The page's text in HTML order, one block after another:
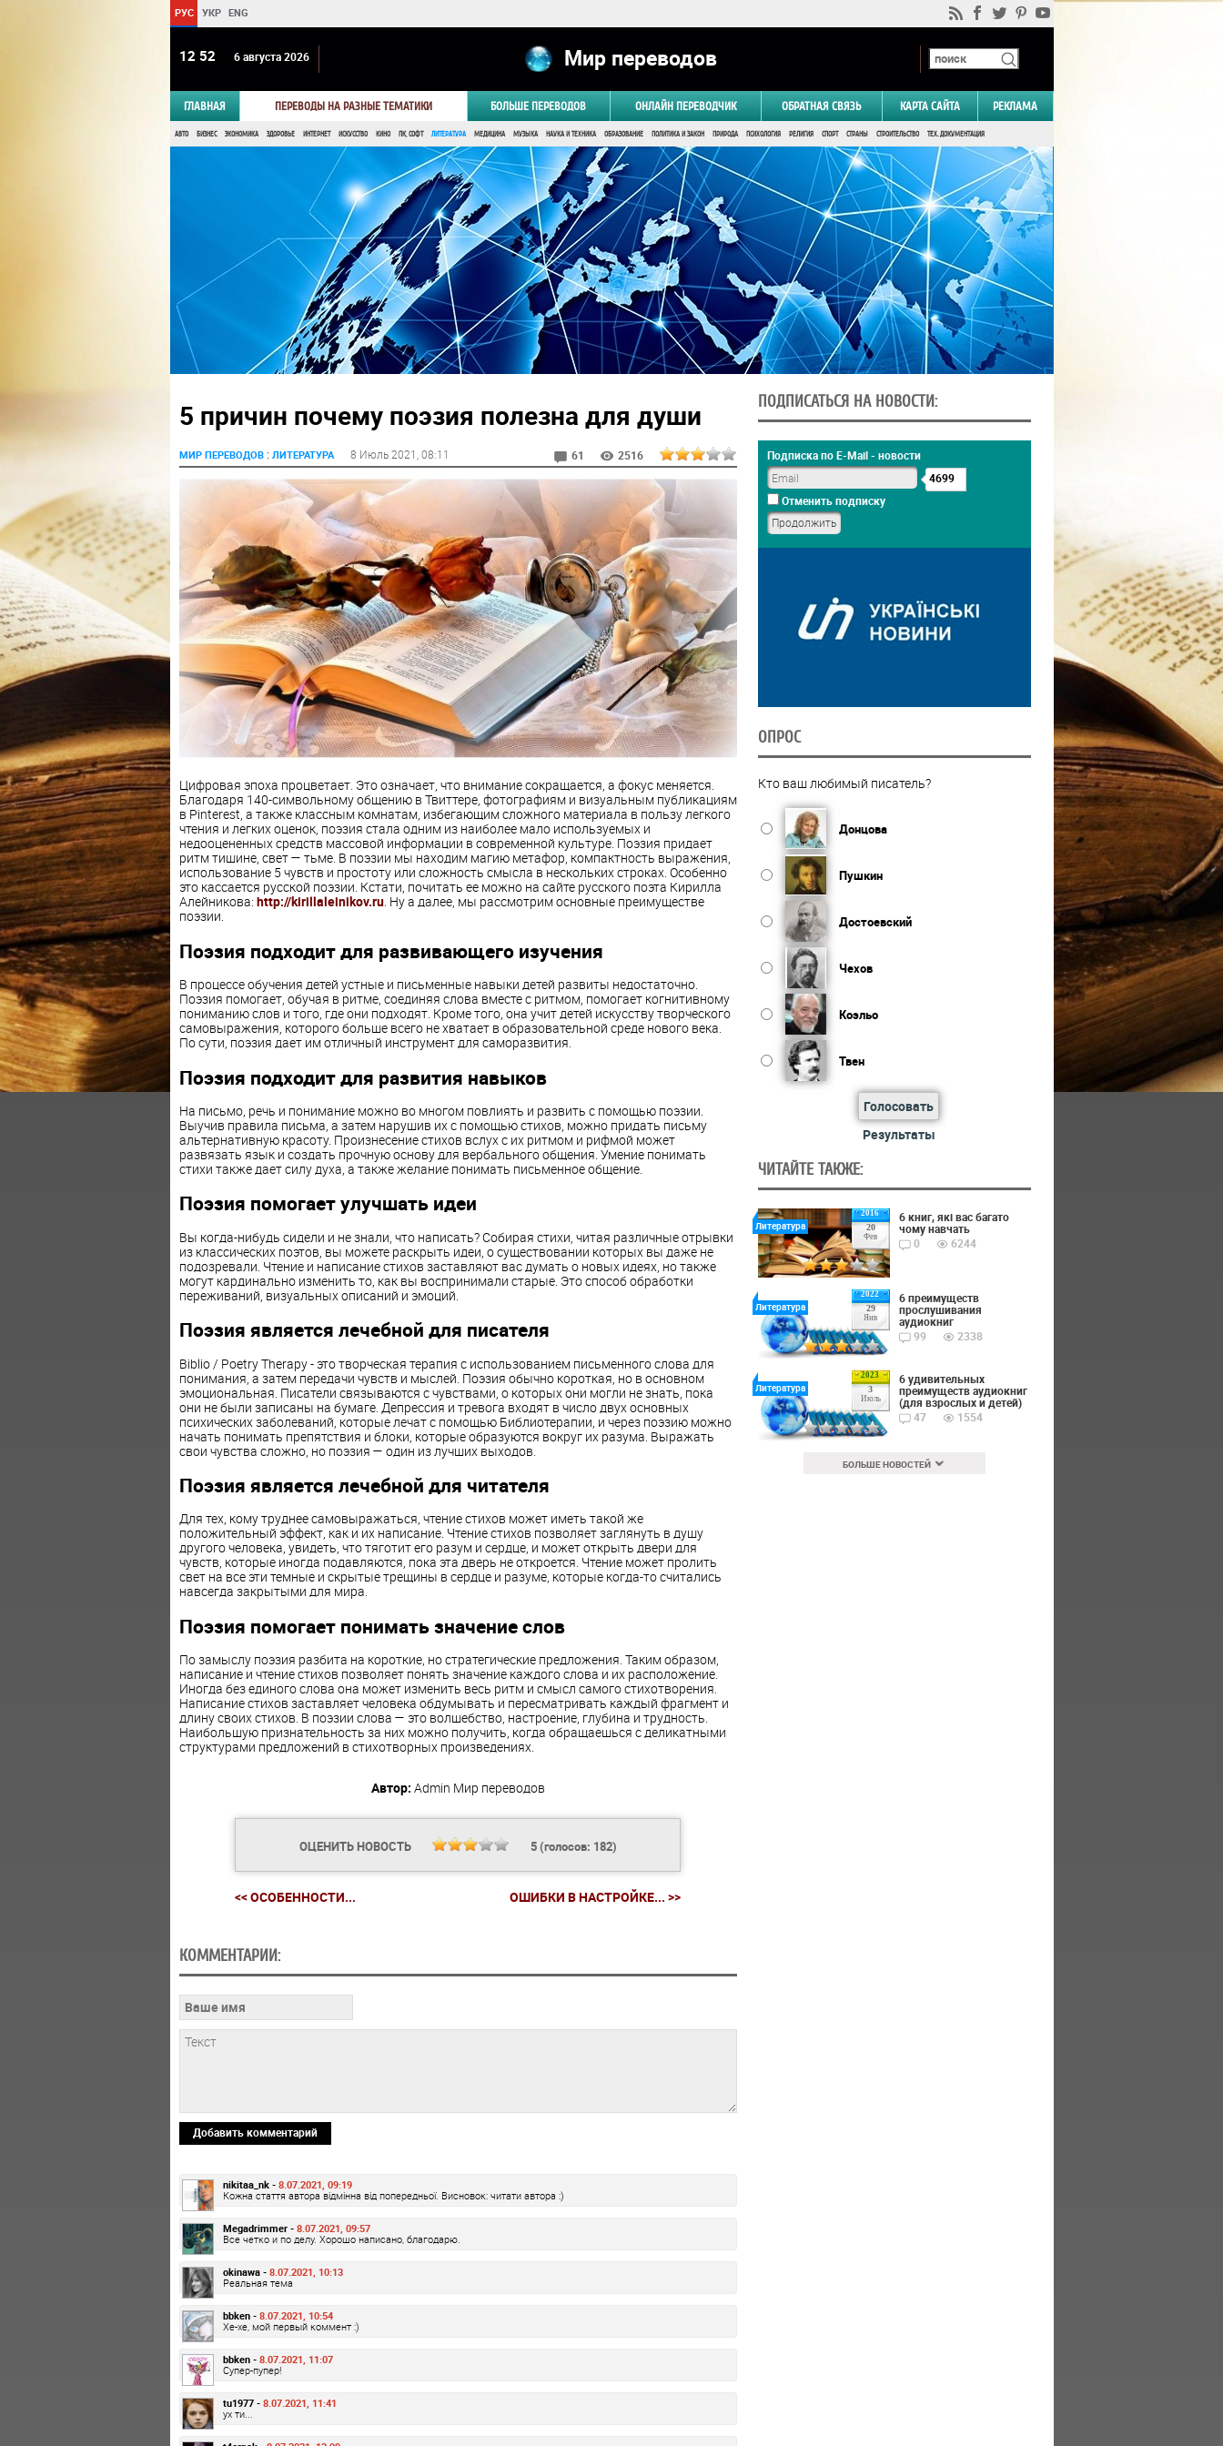
РУС УКР ENG
12:52 6 августа 2026 Мир переводов
ГЛАВНАЯ ПЕРЕВОДЫ НА РАЗНЫЕ ТЕМАТИКИ БОЛЬШЕ ПЕРЕВОДОВ ОНЛАЙН ПЕРЕВОДЧИК ОБРАТНАЯ СВЯЗЬ КАРТА САЙТА РЕКЛАМА
АВТО БИЗНЕС ЭКОНОМИКА ЗДОРОВЬЕ ИНТЕРНЕТ ИСКУССТВО КИНО ПК, СОФТ ЛИТЕРАТУРА МЕДИЦИНА МУЗЫКА НАУКА И ТЕХНИКА ОБРАЗОВАНИЕ ПОЛИТИКА И ЗАКОН ПРИРОДА ПСИХОЛОГИЯ РЕЛИГИЯ СПОРТ СТРАНЫ СТРОИТЕЛЬСТВО ТЕХ. ДОКУМЕНТАЦИЯ
5 причин почему поэзия полезна для души
МИР ПЕРЕВОДОВ: ЛИТЕРАТУРА 8 Июль 2021 , 08:11 61 2516
Цифровая эпоха процветает. Это означает, что внимание сокращается, а фокус меняется.
Благодаря 140-символьному общению в Твиттере, фотографиям и визуальным публикациям
в Pinterest, а также классным комнатам, избегающим сложного материала в пользу легкого
чтения и легких оценок, поэзия стала одним из наиболее мало используемых и
недооцененных средств массовой информации в современной культуре. Поэзия придает
ритм тишине, свет — тьме. В поэзии мы находим магию метафор, компактность выражения,
использование 5 чувств и простоту или сложность смысла в нескольких строках. Особенно
это кассается русской поэзии. Кстати, почитать ее можно на сайте русского поэта Кирилла
Алейникова: http://kirillaleinikov.ru. Ну а далее, мы рассмотрим основные преимуществе
поэзии.
Поэзия подходит для развивающего изучения
В процессе обучения детей устные и письменные навыки детей развиты недостаточно.
Поэзия помогает, обучая в ритме, соединяя слова вместе с ритмом, помогает когнитивному
пониманию слов и того, где они подходят. Кроме того, она учит детей искусству творческого
самовыражения, которого больше всего не хватает в образовательной среде нового века.
По сути, поэзия дает им отличный инструмент для саморазвития.
Поэзия подходит для развития навыков
На письмо, речь и понимание можно во многом повлиять и развить с помощью поэзии.
Выучив правила письма, а затем нарушив их с помощью стихов, можно придать письму
альтернативную красоту. Произнесение стихов вслух с их ритмом и рифмой может
развязать язык и создать прочную основу для вербального общения. Умение понимать
стихи также дает силу духа, а также желание понимать письменное общение.
Поэзия помогает улучшать идеи
Вы когда-нибудь сидели и не знали, что написать? Собирая стихи, читая различные отрывки
из классических поэтов, вы можете раскрыть идеи, о существовании которых вы даже не
подозревали. Чтение и написание стихов заставляют вас думать о новых идеях, но также
могут кардинально изменить то, как вы воспринимали старые. Это способ обработки
переживаний, визуальных описаний и эмоций.
Поэзия является лечебной для писателя
Biblio / Poetry Therapy - это творческая терапия с использованием письменного слова для
понимания, а затем передачи чувств и мыслей. Поэзия обычно короткая, но в основном
эмоциональная. Писатели связываются с чувствами, о которых они могли не знать, пока
они не были записаны на бумаге. Депрессия и тревога входят в число двух основных
психических заболеваний, которые лечат с помощью Библиотерапии, и через поэзию можно
начать понимать препятствия и блоки, которые образуются вокруг их разума. Выражать
свои чувства сложно, но поэзия — один из лучших выходов.
Поэзия является лечебной для читателя
Для тех, кому труднее самовыражаться, чтение стихов может иметь такой же
положительный эффект, как и их написание. Чтение стихов позволяет заглянуть в душу
другого человека, увидеть, что тяготит его разум и сердце, и может открыть двери для
чувств, которые иногда подавляются, пока эта дверь не откроется. Чтение может пролить
свет на все эти темные и скрытые трещины в сердце и разуме, которые когда-то считались
навсегда закрытыми для мира.
Поэзия помогает понимать значение слов
По замыслу поэзия разбита на короткие, но стратегические предложения. Таким образом,
написание и чтение стихов позволяет понять значение каждого слова и их расположение.
Иногда без единого слова она может изменить весь ритм и смысл самого стихотворения.
Написание стихов заставляет человека обдумывать и пересматривать каждый фрагмент и
длину своих стихов. В поэзии слова — это волшебство, настроение, глубина и трудность.
Наибольшую признательность за них можно получить, когда обращаешься с деликатными
структурами предложений в стихотворных произведениях.
Автор: Admin Мир переводов
ОЦЕНИТЬ НОВОСТЬ 5(голосов: 182)
<< ОСОБЕННОСТИ... ОШИБКИ В НАСТРОЙКЕ... >>
КОММЕНТАРИИ:
Добавить комментарий
nikitaa_nk - 8.07.2021, 09:19
Кожна стаття автора відмінна від попередньої. Висновок: читати автора :)
Megadrimmer - 8.07.2021, 09:57
Все четко и по делу. Хорошо написано, благодарю.
okinawa - 8.07.2021, 10:13
Реальная тема
bbken - 8.07.2021, 10:54
Хе-хе, мой первый коммент :)
bbken - 8.07.2021, 11:07
Супер-пупер!
tu1977 - 8.07.2021, 11:41
ух ти...
ПОДПИСАТЬСЯ НА НОВОСТИ:
Подписка по E-Mail - новости
4699
Отменить подписку
ОПРОС
Кто ваш любимый писатель?
Донцова
Пушкин
Достоевский
Чехов
Коэльо
Твен
Голосовать
Результаты
ЧИТАЙТЕ ТАКЖЕ:
2016
20
Фев
Литература
6 книг, які вас багато
чому навчать
0
6244
2022
29
Янв
Литература
6 преимуществ
прослушивания
аудиокниг
99
2338
2023
3
Июль
Литература
6 удивительных
преимуществ аудиокниг
(для взрослых и детей)
47
1554
БОЛЬШЕ НОВОСТЕЙ